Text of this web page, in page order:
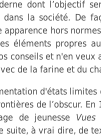
dont l’objectif
la société. De
hors
éléments propres
conseils et n'en veux
de la farine et du
d'états
de l’obscur. En
de jeunesse
suite, à vrai dire, de